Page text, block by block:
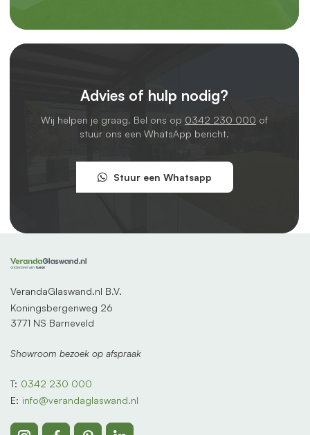
Advies of hulp nodig?
Wij helpen je graag. Bel ons op 0342 230 000 of
stuur ons een WhatsApp bericht.
Stuur een Whatsapp
VerandaGlaswand.nl B.V.
Koningsbergenweg 26
3771 NS Barneveld
Showroom bezoek op afspraak
T: 0342 230 000
E: info@verandaglaswand.nl